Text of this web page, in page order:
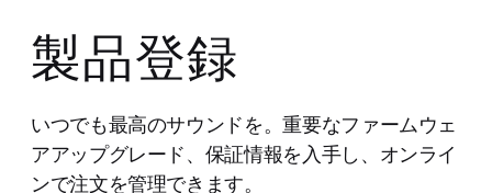
製品登録
いつでも最高のサウンドを。重要なファームウェ
アアップグレード、保証情報を入手し、オンライ
ンで注文を管理できます。